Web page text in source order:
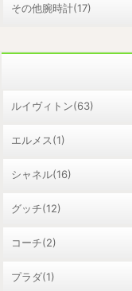
その他腕時計(17)
ルイヴィトン(63)
エルメス(1)
シャネル(16)
グッチ(12)
コーチ(2)
プラダ(1)